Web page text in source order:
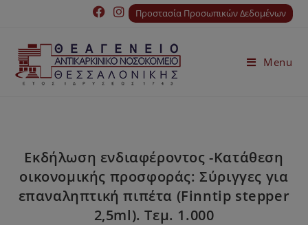
Προστασία Προσωπικών Δεδομένων
Menu
Εκδήλωση ενδιαφέροντος -Κατάθεση
οικονομικής προσφοράς: Σύριγγες για
επαναληπτική πιπέτα (Finntip stepper
2,5ml). Τεμ. 1.000